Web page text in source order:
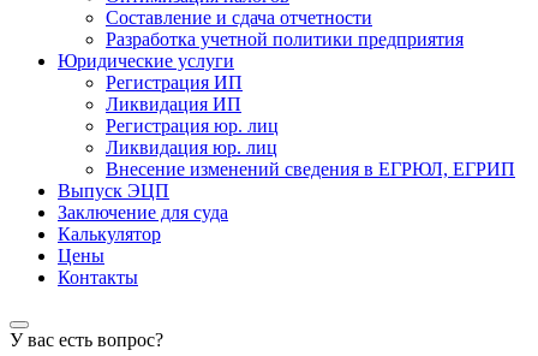
Составление и сдача отчетности
Разработка учетной политики предприятия
Юридические услуги
Регистрация ИП
Ликвидация ИП
Регистрация юр. лиц
Ликвидация юр. лиц
Внесение изменений сведения в ЕГРЮЛ, ЕГРИП
Выпуск ЭЦП
Заключение для суда
Калькулятор
Цены
Контакты
У вас есть вопрос?